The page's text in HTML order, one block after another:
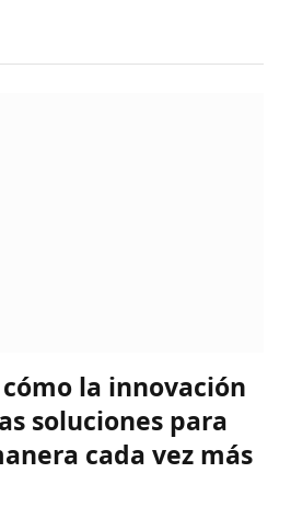
la innovación
soluciones para
cada vez más